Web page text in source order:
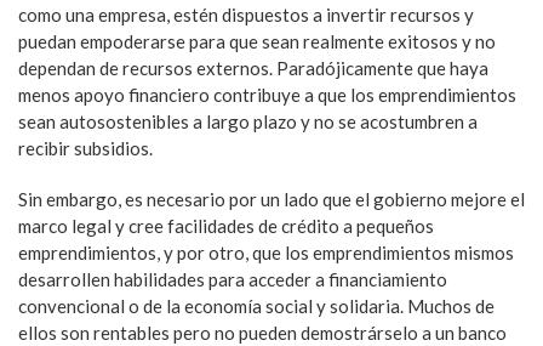
como una empresa, estén dispuestos a invertir recursos y
puedan empoderarse para que sean realmente exitosos y no
dependan de recursos externos. Paradójicamente que haya
menos apoyo financiero contribuye a que los emprendimientos
sean autosostenibles a largo plazo y no se acostumbren a
recibir subsidios.
Sin embargo, es necesario por un lado que el gobierno mejore el
marco legal y cree facilidades de crédito a pequeños
emprendimientos, y por otro, que los emprendimientos mismos
desarrollen habilidades para acceder a financiamiento
convencional o de la economía social y solidaria. Muchos de
ellos son rentables pero no pueden demostrárselo a un banco